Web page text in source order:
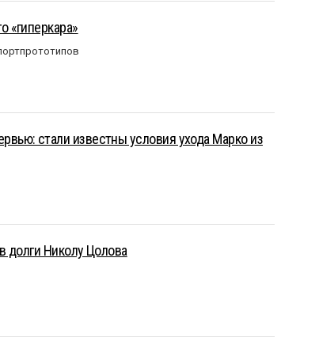
«гиперкара»
стали известны условия ухода Марко из
долги Николу Цолова